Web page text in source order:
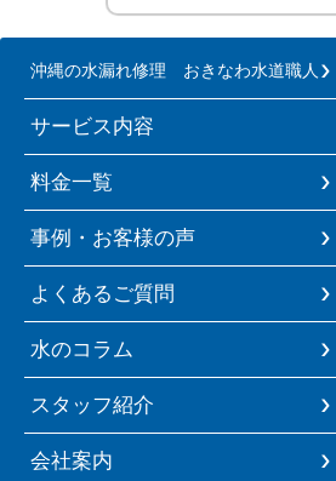
沖縄の水漏れ修理 おきなわ水道職人
サービス内容
料金一覧
事例・お客様の声
よくあるご質問
水のコラム
スタッフ紹介
会社案内